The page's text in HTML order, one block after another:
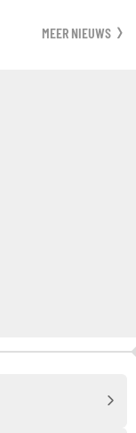
MEER NIEUWS